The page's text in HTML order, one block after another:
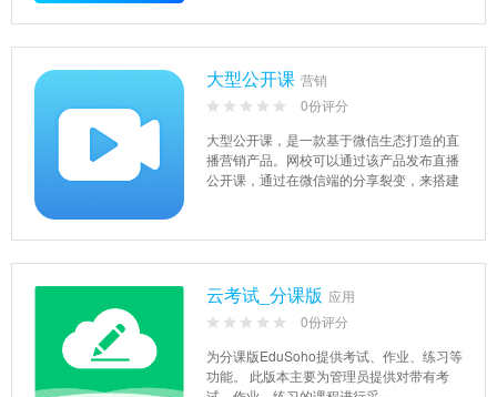
大型公开课 营销
0份评分
大型公开课，是一款基于微信生态打造的直
播营销产品。网校可以通过该产品发布直播
公开课，通过在微信端的分享裂变，来搭建
云考试_分课版 应用
0份评分
为分课版EduSoho提供考试、作业、练习等
功能。 此版本主要为管理员提供对带有考